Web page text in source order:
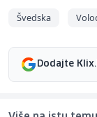
Švedska
Dodajte